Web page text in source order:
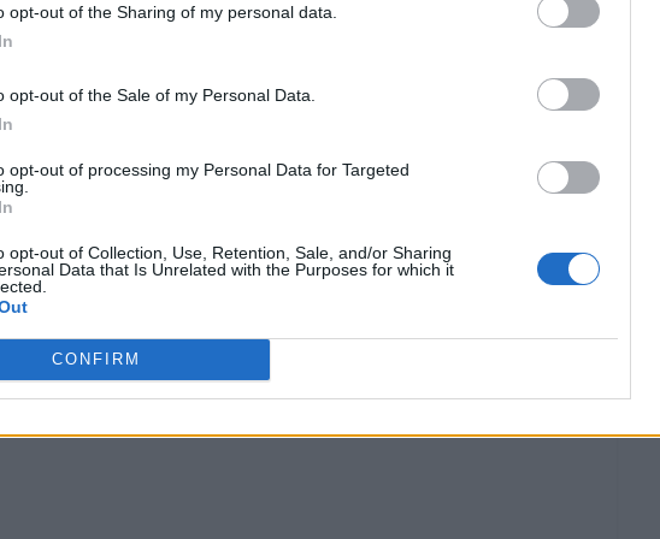
opt-out of the Sharing of my personal data.
opt-out of the Sale of my Personal Data.
opt-out of processing my Personal Data for Targeted
opt-out of Collection, Use, Retention, Sale, and/or Sharing
Data that Is Unrelated with the Purposes for which it
CONFIRM
Civico (sabato, domenica 10,30 – 13,00 / 15,00 –
l’esposizione di dipinti, sculture e ceramiche,
bronzo dell’artista simbolista casalese Leonardo
è possibile ammirare lo splendido portale
di Santa Maria di Piazza.